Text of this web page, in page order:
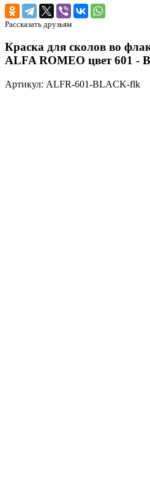
Рассказать друзьям
Краска для сколов во
ALFA ROMEO цвет 601 -
Артикул: ALFR-601-BLACK-flk